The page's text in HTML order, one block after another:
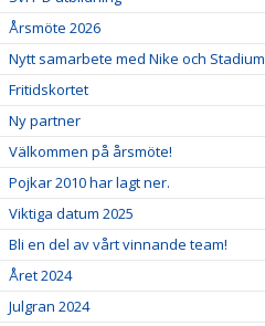
Årsmöte 2026
Nytt samarbete med Nike och Stadium
Fritidskortet
Ny partner
Välkommen på årsmöte!
Pojkar 2010 har lagt ner.
Viktiga datum 2025
Bli en del av vårt vinnande team!
Året 2024
Julgran 2024